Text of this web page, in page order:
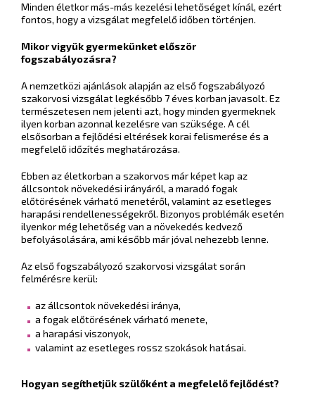
Minden életkor más-más kezelési lehetőséget kínál, ezért
fontos, hogy a vizsgálat megfelelő időben történjen.
Mikor vigyük gyermekünket először
fogszabályozásra?
A nemzetközi ajánlások alapján az első fogszabályozó
szakorvosi vizsgálat legkésőbb 7 éves korban javasolt. Ez
természetesen nem jelenti azt, hogy minden gyermeknek
ilyen korban azonnal kezelésre van szüksége. A cél
elsősorban a fejlődési eltérések korai felismerése és a
megfelelő időzítés meghatározása.
Ebben az életkorban a szakorvos már képet kap az
állcsontok növekedési irányáról, a maradó fogak
előtörésének várható menetéről, valamint az esetleges
harapási rendellenességekről. Bizonyos problémák esetén
ilyenkor még lehetőség van a növekedés kedvező
befolyásolására, ami később már jóval nehezebb lenne.
Az első fogszabályozó szakorvosi vizsgálat során
felmérésre kerül:
az állcsontok növekedési iránya,
a fogak előtörésének várható menete,
a harapási viszonyok,
valamint az esetleges rossz szokások hatásai.
Hogyan segíthetjük szülőként a megfelelő fejlődést?